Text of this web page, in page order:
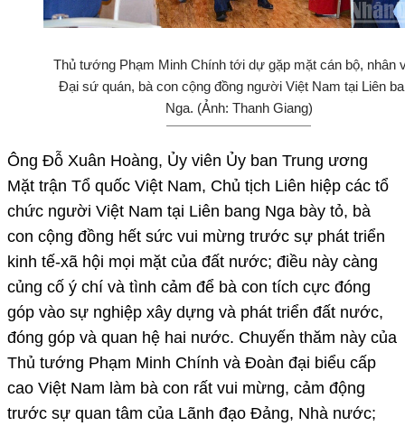
Thủ tướng Phạm Minh Chính tới dự gặp mặt cán bộ, nhân
Đại sứ quán, bà con cộng đồng người Việt Nam tại Liên
Nga. (Ảnh: Thanh Giang)
Ông Đỗ Xuân Hoàng, Ủy viên Ủy ban Trung ương
Mặt trận Tổ quốc Việt Nam, Chủ tịch Liên hiệp các tổ
chức người Việt Nam tại Liên bang Nga bày tỏ, bà
con cộng đồng hết sức vui mừng trước sự phát triển
kinh tế-xã hội mọi mặt của đất nước; điều này càng
củng cố ý chí và tình cảm để bà con tích cực đóng
góp vào sự nghiệp xây dựng và phát triển đất nước,
đóng góp và quan hệ hai nước. Chuyến thăm này của
Thủ tướng Phạm Minh Chính và Đoàn đại biểu cấp
cao Việt Nam làm bà con rất vui mừng, cảm động
trước sự quan tâm của Lãnh đạo Đảng, Nhà nước;